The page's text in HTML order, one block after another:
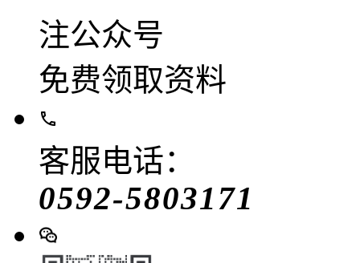
注公众号
免费领取资料
客服电话：
0592-5803171